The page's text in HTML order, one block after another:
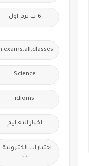
6 ب ترم اول
Science
idioms
اخبار التعليم
ث